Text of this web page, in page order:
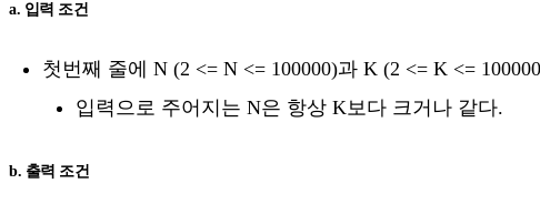
a. 입력 조건
첫번째 줄에 N (2 <= N <= 100000)과 K (2 <= K <=
입력으로 주어지는 N은 항상 K보다 크거나 같다.
b. 출력 조건